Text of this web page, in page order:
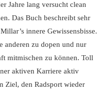
Jahre lang versucht clean
Das Buch beschreibt sehr
innere Gewissensbisse.
anderen zu dopen und nur
mitmischen zu können. Toll
aktiven Karriere aktiv
Ziel, den Radsport wieder